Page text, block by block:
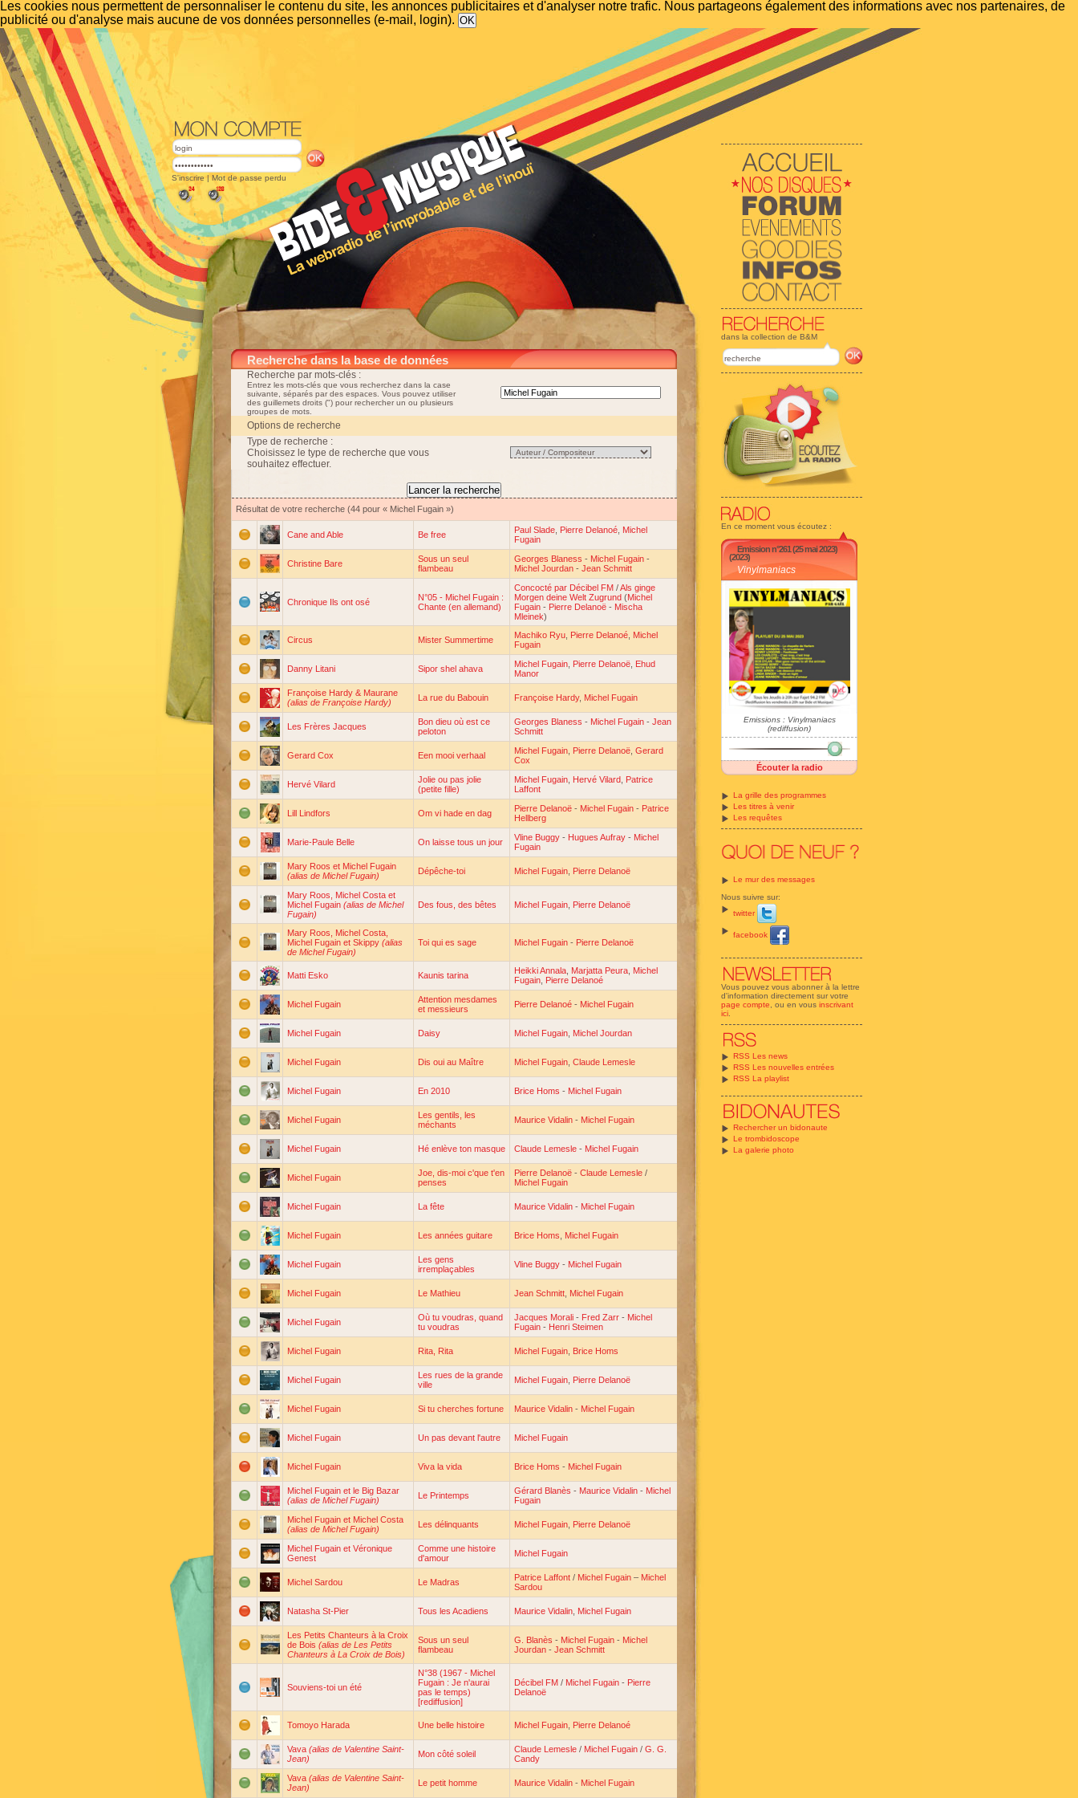
Les cookies nous permettent de personnaliser le contenu du site, les annonces publicitaires et d'analyser notre trafic. Nous partageons également des informations avec nos partenaires, de
publicité ou d'analyse mais aucune de vos données personnelles (e-mail, login).
dans la collection de B&M
En ce moment vous écoutez :
Emission n°261 (25 mai 2023)
(2023)
Vinylmaniacs
Emissions : Vinylmaniacs
(rediffusion)
Écouter la radio
La grille des programmes
Les titres à venir
Les requêtes
Le mur des messages
Nous suivre sur:
twitter
facebook
Vous pouvez vous abonner à la lettre
d'information directement sur votre
page compte , ou en vous inscrivant
ici
RSS Les news
RSS Les nouvelles entrées
RSS La playlist
Rechercher un bidonaute
Le trombidoscope
La galerie photo
S'inscrire | Mot de passe perdu
Recherche dans la base de données
Recherche par mots-clés :
Entrez les mots-clés que vous recherchez dans la case
suivante, séparés par des espaces. Vous pouvez utiliser
des guillemets droits (") pour rechercher un ou plusieurs
groupes de mots.
Options de recherche
Type de recherche :
Choisissez le type de recherche que vous
souhaitez effectuer.
Résultat de votre recherche (44 pour « Michel Fugain »)
Cane and Able Be free Paul Slade Pierre Delanoé Michel
Fugain
Christine Bare
Sous un seul
flambeau
Georges Blaness - Michel Fugain -
Michel Jourdan - Jean Schmitt
Chronique Ils ont osé
N°05 - Michel Fugain :
Chante (en allemand)
Concocté par Décibel FM /Als ginge
Morgen deine Welt Zugrund (Michel
Fugain - Pierre Delanoë - Mischa
Mleinek)
Circus Mister Summertime Machiko Ryu Pierre Delanoé Michel
Fugain
Danny Litani Sipor shel ahava Michel Fugain Pierre Delanoë Ehud
Manor
Françoise Hardy & Maurane
(alias de Françoise Hardy)
La rue du Babouin Françoise Hardy, Michel Fugain
Les Frères Jacques
Bon dieu où est ce
peloton
Georges Blaness - Michel Fugain - Jean
Schmitt
Gerard Cox Een mooi verhaal Michel Fugain Pierre Delanoë Gerard
Cox
Hervé Vilard
Jolie ou pas jolie
(petite fille)
Michel Fugain Hervé Vilard Patrice
Laffont
Lill Lindfors Om vi hade en dag Pierre Delanoë - Michel Fugain - Patrice
Hellberg
Marie-Paule Belle On laisse tous un jour Vline Buggy - Hugues Aufray - Michel
Fugain
Mary Roos et Michel Fugain
(alias de Michel Fugain)
Dépêche-toi Michel Fugain Pierre Delanoë
Mary Roos, Michel Costa et
Michel Fugain (alias de Michel
Fugain)
Des fous, des bêtes Michel Fugain Pierre Delanoë
Mary Roos, Michel Costa,
Michel Fugain et Skippy (alias
de Michel Fugain)
Toi qui es sage Michel Fugain - Pierre Delanoë
Matti Esko Kaunis tarina Heikki Annala Marjatta Peura Michel
Fugain Pierre Delanoé
Michel Fugain
Attention mesdames
et messieurs
Pierre Delanoé - Michel Fugain
Michel Fugain Daisy Michel Fugain Michel Jourdan
Michel Fugain Dis oui au Maître Michel Fugain Claude Lemesle
Michel Fugain En 2010 Brice Homs - Michel Fugain
Michel Fugain
Les gentils, les
méchants
Maurice Vidalin - Michel Fugain
Michel Fugain Hé enlève ton masque Claude Lemesle - Michel Fugain
Michel Fugain
Joe, dis-moi c'que t'en
penses
Pierre Delanoë - Claude Lemesle /
Michel Fugain
Michel Fugain La fête Maurice Vidalin - Michel Fugain
Michel Fugain Les années guitare Brice Homs Michel Fugain
Michel Fugain
Les gens
irremplaçables
Vline Buggy - Michel Fugain
Michel Fugain Le Mathieu Jean Schmitt Michel Fugain
Michel Fugain
Où tu voudras, quand
tu voudras
Jacques Morali - Fred Zarr - Michel
Fugain - Henri Steimen
Michel Fugain Rita, Rita Michel Fugain Brice Homs
Michel Fugain
Les rues de la grande
ville
Michel Fugain Pierre Delanoë
Michel Fugain Si tu cherches fortune Maurice Vidalin - Michel Fugain
Michel Fugain Un pas devant l'autre Michel Fugain
Michel Fugain Viva la vida Brice Homs - Michel Fugain
Michel Fugain et le Big Bazar
(alias de Michel Fugain)
Le Printemps Gérard Blanès - Maurice Vidalin - Michel
Fugain
Michel Fugain et Michel Costa
(alias de Michel Fugain)
Les délinquants Michel Fugain Pierre Delanoë
Michel Fugain et Véronique
Genest
Comme une histoire
d'amour
Michel Fugain
Michel Sardou Le Madras Patrice Laffont / Michel Fugain – Michel
Sardou
Natasha St-Pier Tous les Acadiens Maurice Vidalin Michel Fugain
Les Petits Chanteurs à la Croix
de Bois (alias de Les Petits
Chanteurs à La Croix de Bois)
Sous un seul
flambeau
G. Blanès - Michel Fugain - Michel
Jourdan - Jean Schmitt
Souviens-toi un été
N°38 (1967 - Michel
Fugain : Je n'aurai
pas le temps)
[rediffusion]
Décibel FM / Michel Fugain - Pierre
Delanoë
Tomoyo Harada Une belle histoire Michel Fugain Pierre Delanoé
Vava (alias de Valentine Saint-
Jean)
Mon côté soleil Claude Lemesle / Michel Fugain / G. G.
Candy
Vava (alias de Valentine Saint-
Jean)
Le petit homme Maurice Vidalin - Michel Fugain